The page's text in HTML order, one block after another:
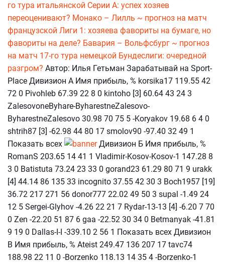
го тура итальянской Серии А: успех хозяев
переоценивают? Монако – Лилль ~ прогноз на матч
французской Лиги 1: хозяева фавориты на бумаге, но
фавориты на деле? Бавария – Вольфсбург ~ прогноз
на матч 17-го тура немецкой Бундеслиги: очередной
разгром? Автор: Илья Гетьман Зарабатывай на Sport-
Place Дивизион А Имя прибыль, % korsika17 119.55 42
72 0 Pivohleb 67.39 22 8 0 kintoho [3] 60.64 43 24 3
ZalesovoneByhare-ByharestneZalesovo-
ByharestneZalesovo 30.98 70 75 5 -Koryakov 19.68 6 4 0
shtrih87 [3] -62.98 44 80 17 smolov90 -97.40 32 49 1
Показать всех
Дивизион Б Имя прибыль, %
RomanS 203.65 14 41 1 Vladimir-Kosov-Kosov-1 147.28 8
3 0 Batistuta 73.24 23 33 0 gorand23 61.29 80 71 9 urakk
[4] 44.14 86 135 33 incognito 37.55 42 30 3 Boch1957 [19]
36.72 217 271 56 donor777 22.02 49 50 3 supal -1.49 24
12 5 Sergei-Glyhov -4.26 22 21 7 Rydar-13-13 [4] -6.20 7 70
0 Zen -22.20 51 87 6 gaa -22.52 30 34 0 Betmanyak -41.81
9 19 0 Dallas-I-I -339.10 2 56 1 Показать всех Дивизион
В Имя прибыль, % Ateist 249.47 136 207 17 tavc74
188.98 22 11 0 -Borzenko 118.13 14 35 4 -Borzenko-1